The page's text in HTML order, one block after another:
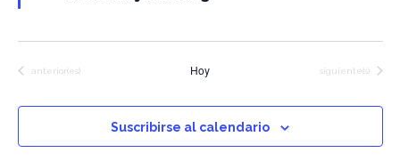
Eventos
anterior(es) Hoy Eventos
siguiente(s)
Suscribirse al calendario